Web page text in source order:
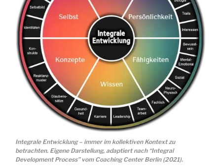
Integrale Entwicklung – immer im kollektiven Kontext zu
betrachten. Eigene Darstellung, adaptiert nach “Integral
Development Process” vom Coaching Center Berlin (2021).